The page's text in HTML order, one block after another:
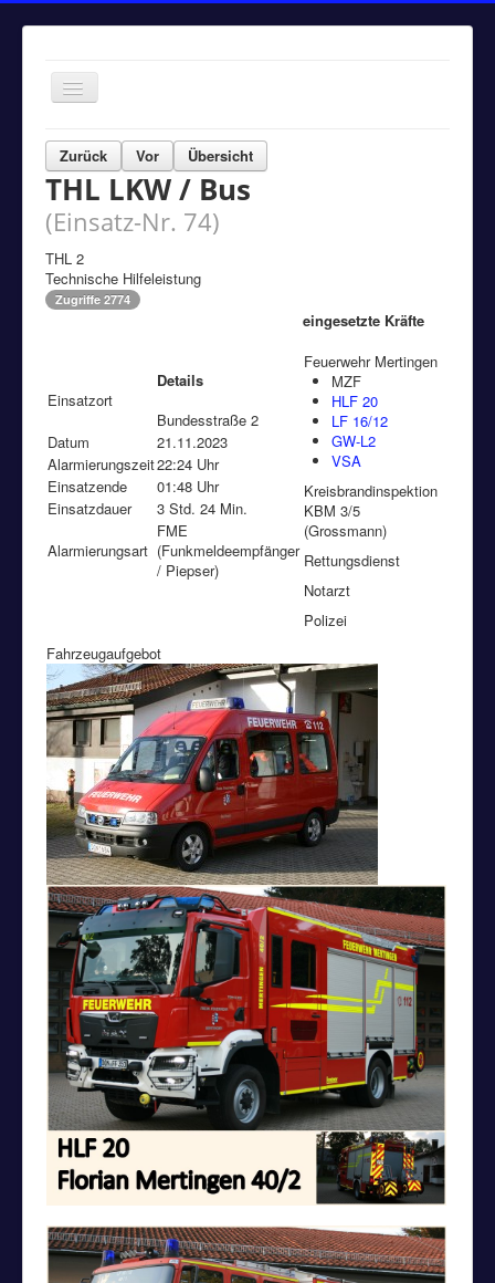
Navigation
an/aus
Home
Einsätze
Aktuelles
Über uns
Fuhrpark
Impressum
Zurück Vor Übersicht
THL LKW / Bus
(Einsatz-Nr. 74)
THL 2
Technische Hilfeleistung
Zugriffe 2774
Einsatzort
Details
Bundesstraße 2
Datum
21.11.2023
Alarmierungszeit22:24 Uhr
Einsatzende
01:48 Uhr
Einsatzdauer
3 Std. 24 Min.
Alarmierungsart
FME
(Funkmeldeempfänger
/ Piepser)
eingesetzte Kräfte
Feuerwehr Mertingen
MZF
HLF 20
LF 16/12
GW-L2
VSA
Kreisbrandinspektion
KBM 3/5
(Grossmann)
Rettungsdienst
Notarzt
Polizei
Fahrzeugaufgebot